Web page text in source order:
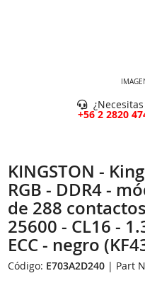
+56 2 2820
KINGSTON -
RGB - DDR4 -
de 288
25600 - CL16 -
ECC - negro
Código: E703A2D240 | Part